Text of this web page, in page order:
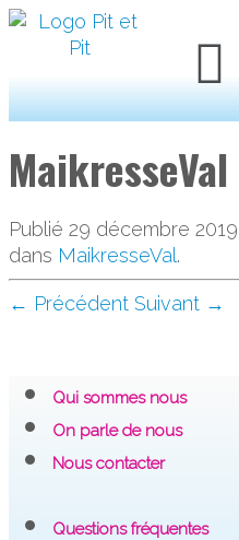
MaikresseVal
Publié 29 décembre 2019
dans MaikresseVal .
← Précédent Suivant →
Qui sommes nous
On parle de nous
Nous contacter
Questions fréquentes